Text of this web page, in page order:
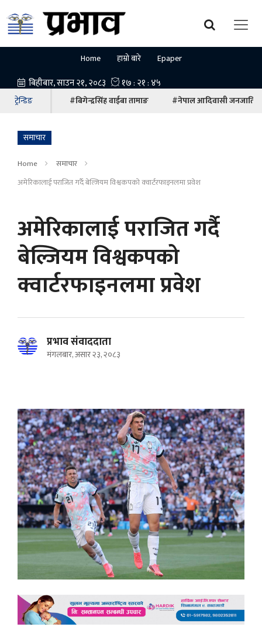
Home हाम्रो बारे Epaper
ट्रेन्डिङ #बिगेन्द्रसिंह वाईबा तामाङ #नेपाल आदिवासी जनजाति
समाचार
Home
समाचार
अमेरिकालाई पराजित गर्दै बेल्जियम विश्वकपको क्वार्टरफाइनलमा प्रवेश
अमेरिकालाई पराजित गर्दै
बेल्जियम विश्वकपको
क्वार्टरफाइनलमा प्रवेश
प्रभाव संवाददाता
मंगलबार, असार २३, २०८३